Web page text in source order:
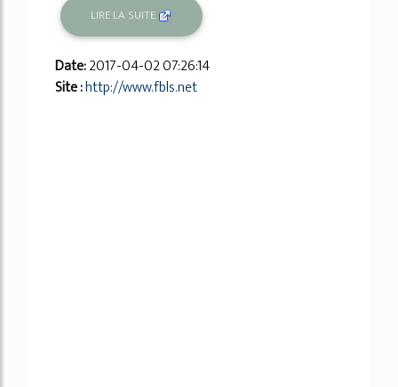
LIRE LA SUITE
Date:2017-04-02 07:26:14
Site :http://www.fbls.net